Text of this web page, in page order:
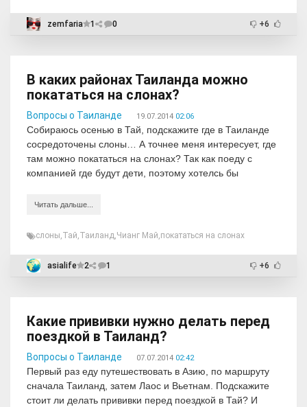
zemfaria 1 0 +6
В каких районах Таиланда можно
покататься на слонах?
Вопросы о Таиланде 19.07.2014 02:06
Собираюсь осенью в Тай, подскажите где в Таиланде
сосредоточены слоны… А точнее меня интересует, где
там можно покататься на слонах? Так как поеду с
компанией где будут дети, поэтому хотелсь бы
Читать дальше...
слоны,Тай,Таиланд,Чианг Май,покататься на слонах
asialife 2 1 +6
Какие прививки нужно делать перед
поездкой в Таиланд?
Вопросы о Таиланде 07.07.2014 02:42
Первый раз еду путешествовать в Азию, по маршруту
сначала Таиланд, затем Лаос и Вьетнам. Подскажите
стоит ли делать прививки перед поездкой в Тай? И